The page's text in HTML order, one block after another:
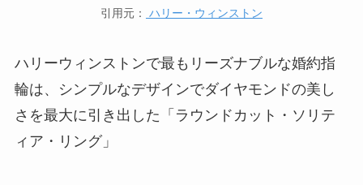
引用元： ハリー・ウィンストン
ハリーウィンストンで最もリーズナブルな婚約指
輪は、シンプルなデザインでダイヤモンドの美し
さを最大に引き出した「ラウンドカット・ソリテ
ィア・リング」